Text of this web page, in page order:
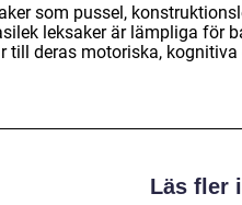
som pussel,
leksaker är lämpliga för
till deras motoriska,
Läs fler